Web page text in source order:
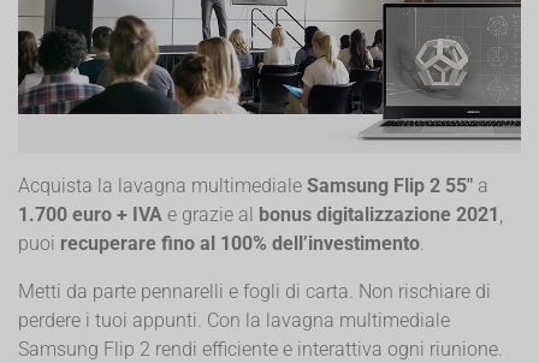
Acquista la lavagna multimediale Samsung Flip 2 55" a
1.700 euro + IVA e grazie al bonus digitalizzazione 2021 ,
puoi recuperare fino al 100% dell’investimento.
Metti da parte pennarelli e fogli di carta. Non rischiare di
perdere i tuoi appunti. Con la lavagna multimediale
Samsung Flip 2 rendi efficiente e interattiva ogni riunione.